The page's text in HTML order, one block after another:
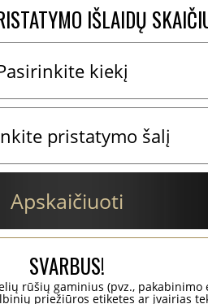
IŠLAIDŲ
Apskaičiuoti
SVARBUS!
rūšių gaminius (pvz., pakabinimo
priežiūros etiketes ar įvairias